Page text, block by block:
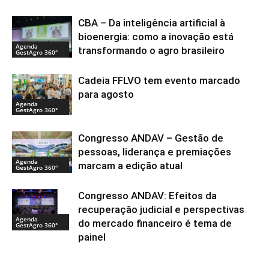
Agenda
GestAgro 360°
CBA – Da inteligência artificial à
bioenergia: como a inovação está
transformando o agro brasileiro
Agenda
GestAgro 360°
Cadeia FFLVO tem evento marcado
para agosto
Agenda
GestAgro 360°
Congresso ANDAV – Gestão de
pessoas, liderança e premiações
marcam a edição atual
Agenda
GestAgro 360°
Congresso ANDAV: Efeitos da
recuperação judicial e perspectivas
do mercado financeiro é tema de
painel